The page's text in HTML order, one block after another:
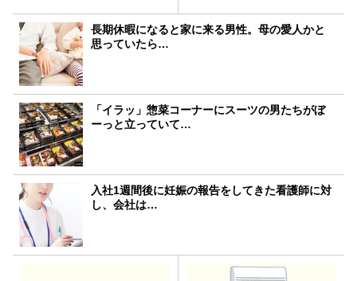
長期休暇になると家に来る男性。母の愛人かと
思っていたら…
「イラッ」惣菜コーナーにスーツの男たちがぼ
ーっと立っていて…
入社1週間後に妊娠の報告をしてきた看護師に対
し、会社は…